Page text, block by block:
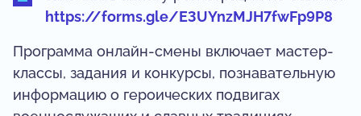
https://forms.gle/E3UYnzMJH7fwFp9P8
Программа онлайн-смены включает мастер-
классы, задания и конкурсы, познавательную
информацию о героических подвигах